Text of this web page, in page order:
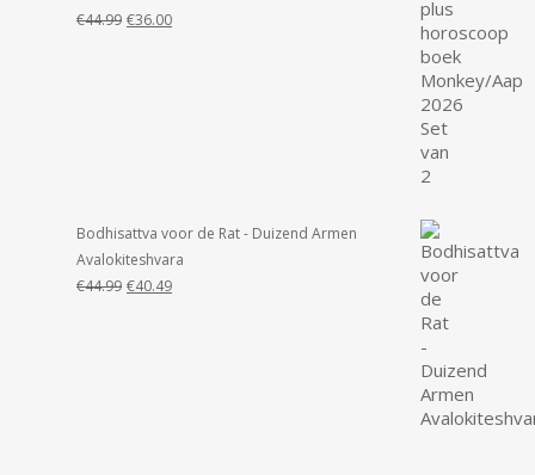
€44.99 Oorspronkelijke
€36.00Huidige
Bodhisattva voor de Rat - Duizend Armen
Avalokiteshvara
€44.99 Oorspronkelijke
€40.49Huidige